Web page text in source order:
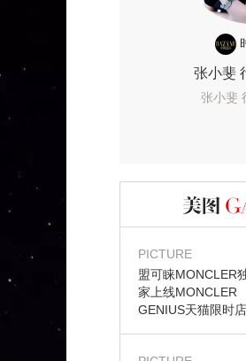
张小斐
张小斐
PICTURE
盟可睐MONCLER
家上线MONCLER
GENIUS天猫限时店